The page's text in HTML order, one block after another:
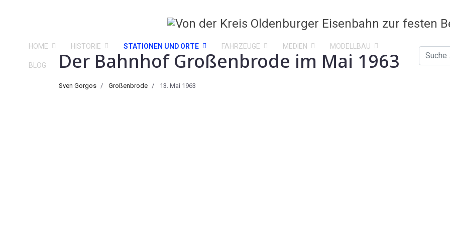
HOME HISTORIE STATIONEN UND ORTE FAHRZEUGE MEDIEN MODELLBAU
BLOG
Suchen
Der Bahnhof Großenbrode im Mai 1963
Sven Gorgos Großenbrode 13. Mai 1963